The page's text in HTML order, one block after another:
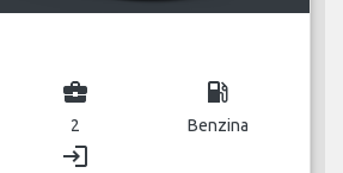
business_center
2
local_gas_station
Benzina
login